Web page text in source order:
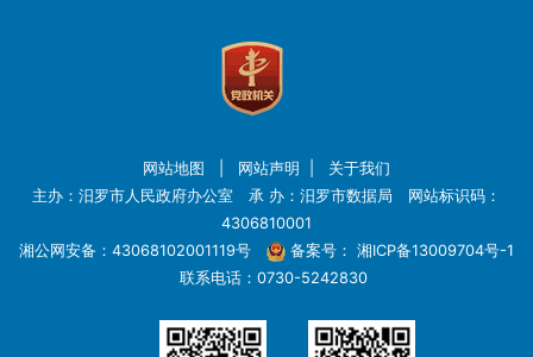
网站地图 网站声明
关于我们
主办：汨罗市人民政府办公室 承 办：汨罗市数据局 网站标识码：
4306810001
湘公网安备：43068102001119号
备案号： 湘ICP备13009704号-1
联系电话：0730-5242830